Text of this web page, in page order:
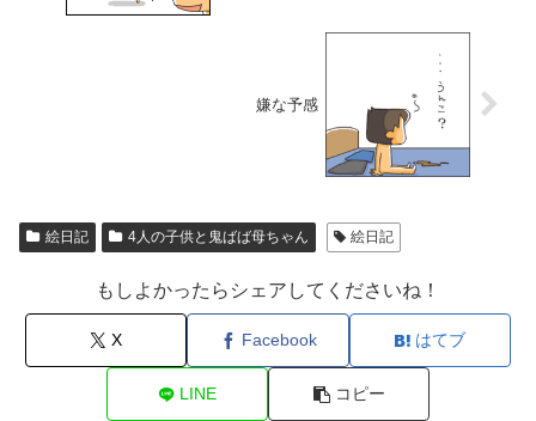
嫌な予感
絵日記 4人の子供と鬼ばば母ちゃん 絵日記
もしよかったらシェアしてくださいね！
X Facebook はてブ
LINE コピー